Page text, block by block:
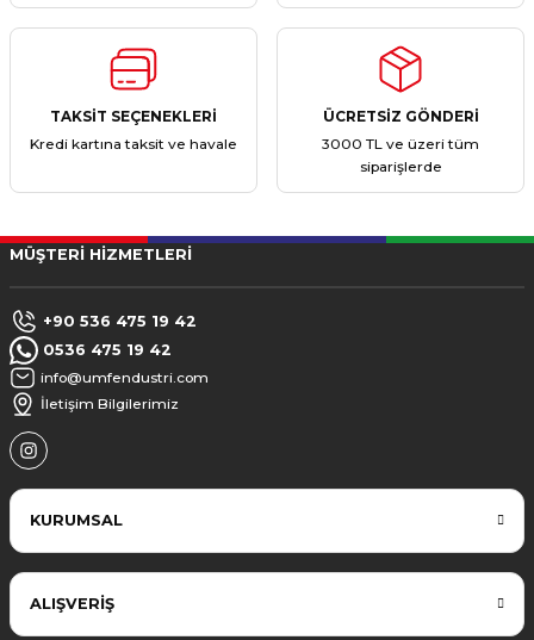
TAKSİT SEÇENEKLERİ
Kredi kartına taksit ve havale
ÜCRETSİZ GÖNDERİ
3000 TL ve üzeri tüm
siparişlerde
MÜŞTERİ HİZMETLERİ
+90 536 475 19 42
0536 475 19 42
info@umfendustri.com
İletişim Bilgilerimiz
KURUMSAL
ALIŞVERİŞ